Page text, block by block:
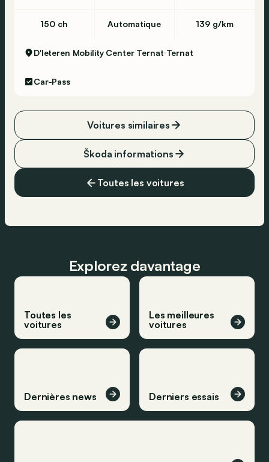
150 ch Automatique 139 g/km
D'Ieteren Mobility Center Ternat Ternat
Car-Pass
Toutes les voitures
Škoda informations
Voitures similaires
Explorez davantage
Toutes les
voitures
Les meilleures
voitures
Dernières news Derniers essais